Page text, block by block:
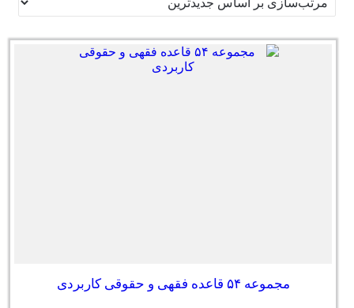
مجموعه ۵۴ قاعده فقهی و حقوقی کاربردی